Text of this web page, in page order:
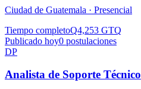
Ciudad de Guatemala · Presencial
Tiempo completoQ4,253 GTQ
Publicado hoy0 postulaciones
DP
Analista de Soporte Técnico